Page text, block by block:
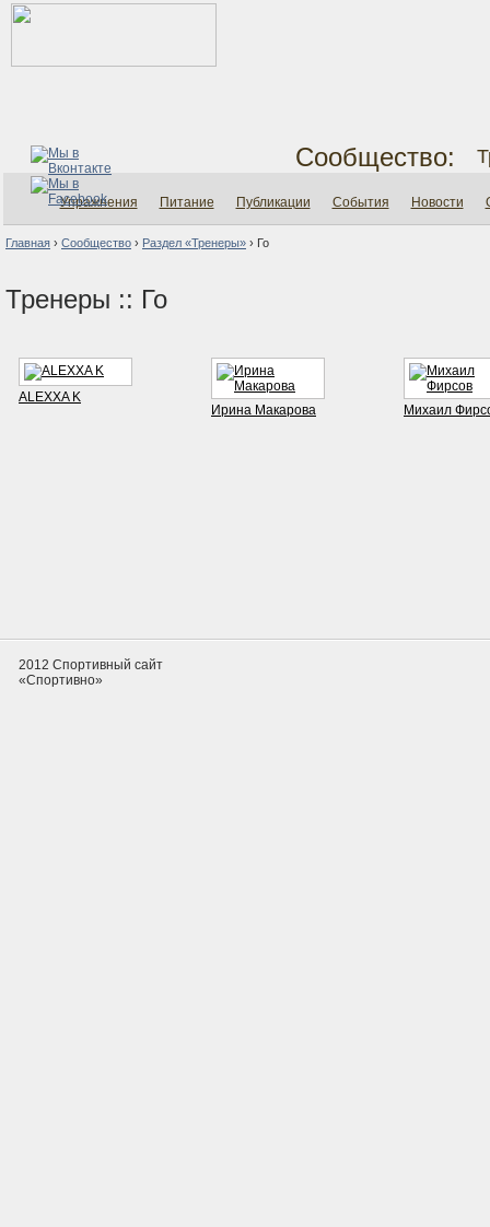
Сообщество:
Упражнения Питание Публикации События Новости
Главная › Сообщество › Раздел «Тренеры» › Го
Тренеры :: Го
ALEXXA K
Ирина Макарова
Михаил
2012 Спортивный сайт
«Спортивно»